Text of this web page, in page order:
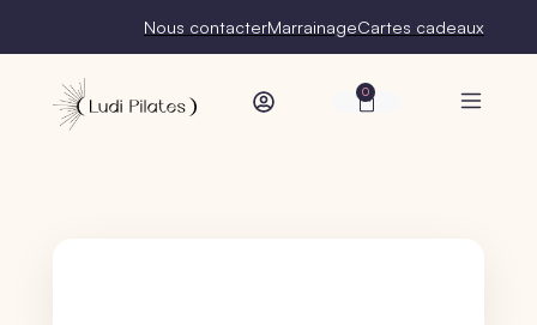
Nous contacterMarrainageCartes cadeaux
0